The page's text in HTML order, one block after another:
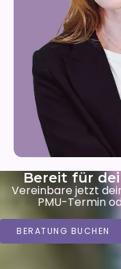
Bereit für
Vereinbare jetzt
PMU-Termin
BERATUNG BUCHEN